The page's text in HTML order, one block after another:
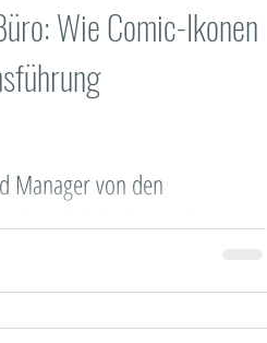
Wie Comic-Ikonen
Manager von den
Superhelden lernen können